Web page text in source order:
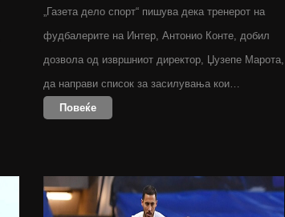
„Газета дело спорт“ пишува дека тренерот на
фудбалерите на Интер, Антонио Конте, добил
дозвола од извршниот директор, Џузепе Марота,
да направи список за засилувања кои…
Повеќе